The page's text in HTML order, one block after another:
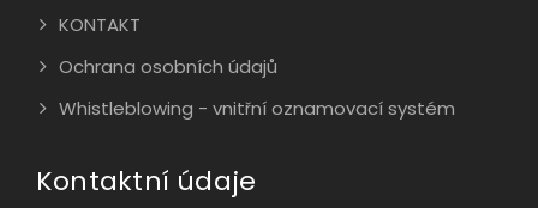
KONTAKT
Ochrana osobních údajů
Whistleblowing - vnitřní oznamovací systém
Kontaktní údaje